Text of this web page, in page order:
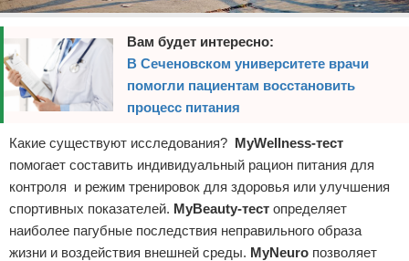
Вам будет интересно:
В Сеченовском университете врачи
помогли пациентам восстановить
процесс питания
Какие существуют исследования? MyWellness-тест
помогает составить индивидуальный рацион питания для
контроля и режим тренировок для здоровья или улучшения
спортивных показателей. MyBeauty-тест определяет
наиболее пагубные последствия неправильного образа
жизни и воздействия внешней среды. MyNeuro позволяет